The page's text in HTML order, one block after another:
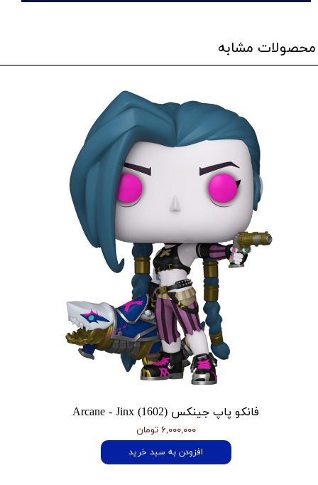
محصولات مشابه
فانکو پاپ جینکس Arcane - Jinx (1602)
۶,۰۰۰,۰۰۰ تومان
افزودن به سبد خرید